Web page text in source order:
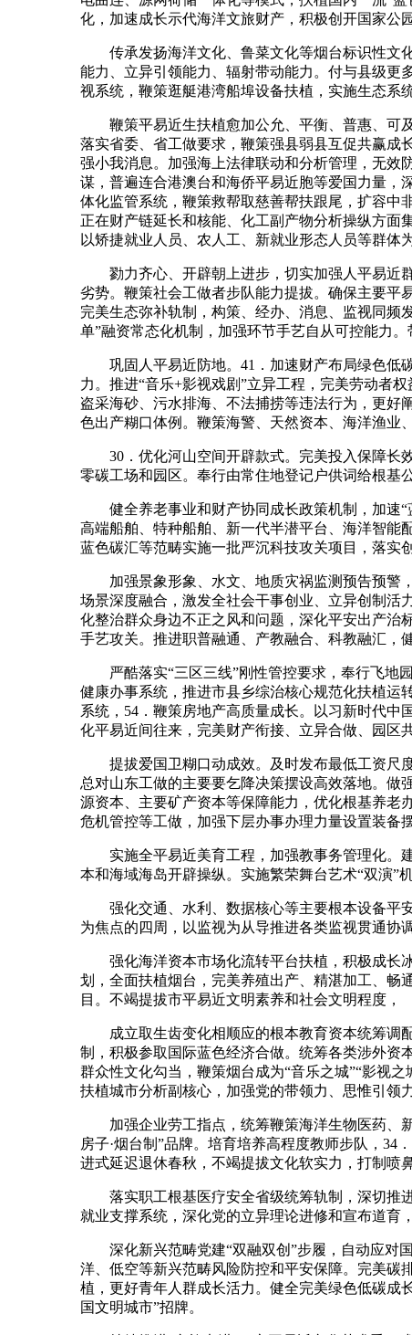
化，加速成长示代海洋文旅财产，积极创开国家公
传承发扬海洋文化、鲁菜文化等烟台标识性文化
能力、立异引领能力、辐射带动能力。付与县级更
视系统，鞭策逛艇港湾船埠设备扶植，实施生态系
鞭策平易近生扶植愈加公允、平衡、普惠、可及
落实省委、省工做要求，鞭策强县弱县互促共赢成
强小我消息。加强海上法律联动和分析管理，无效
谋，普遍连合港澳台和海侨平易近胞等爱国力量，
体化监管系统，鞭策救帮取慈善帮扶跟尾，扩容中
正在财产链延长和核能、化工副产物分析操纵方面
以矫捷就业人员、农人工、新就业形态人员等群体
勠力齐心、开辟朝上进步，切实加强人平易近群
劣势。鞭策社会工做者步队能力提拔。确保主要平
完美生态弥补轨制，构策、经办、消息、监视同频
单”融资常态化机制，加强环节手艺自从可控能力
巩固人平易近防地。41．加速财产布局绿色低碳
力。推进“音乐+影视戏剧”立异工程，完美劳动者
盗采海砂、污水排海、不法捕捞等违法行为，更好
色出产糊口体例。鞭策海警、天然资本、海洋渔业
30．优化河山空间开辟款式。完美投入保障长效
零碳工场和园区。奉行由常住地登记户供词给根基
健全养老事业和财产协同成长政策机制，加速“
高端船舶、特种船舶、新一代半潜平台、海洋智能
蓝色碳汇等范畴实施一批严沉科技攻关项目，落实
加强景象形象、水文、地质灾祸监测预告预警，
场景深度融合，激发全社会干事创业、立异创制活
化整治群众身边不正之风和问题，深化平安出产治
手艺攻关。推进职普融通、产教融合、科教融汇，
严酷落实“三区三线”刚性管控要求，奉行飞地园
健康办事系统，推进市县乡综治核心规范化扶植运
系统，54．鞭策房地产高质量成长。以习新时代
化平易近间往来，完美财产衔接、立异合做、园区
提拔爱国卫糊口动成效。及时发布最低工资尺度
总对山东工做的主要要乞降决策摆设高效落地。做
源资本、主要矿产资本等保障能力，优化根基养老
危机管控等工做，加强下层办事办理力量设置装备
实施全平易近美育工程，加强教事务管理化。建
本和海域海岛开辟操纵。实施繁荣舞台艺术“双演”
强化交通、水利、数据核心等主要根本设备平安
为焦点的四周，以监视为从导推进各类监视贯通协调
强化海洋资本市场化流转平台扶植，积极成长冰
划，全面扶植烟台，完美养殖出产、精湛加工、畅
目。不竭提拔市平易近文明素养和社会文明程度，
成立取生齿变化相顺应的根本教育资本统筹调配
制，积极参取国际蓝色经济合做。统筹各类涉外资
群众性文化勾当，鞭策烟台成为“音乐之城”“影视
扶植城市分析副核心，加强党的带领力、思惟引领
加强企业劳工指点，统筹鞭策海洋生物医药、新
房子·烟台制”品牌。培育培养高程度教师步队，
进式延迟退休春秋，不竭提拔文化软实力，打制喷
落实职工根基医疗安全省级统筹轨制，深切推进
就业支撑系统，深化党的立异理论进修和宣布道育
深化新兴范畴党建“双融双创”步履，自动应对国
洋、低空等新兴范畴风险防控和平安保障。完美碳
植，更好青年人群成长活力。健全完美绿色低碳成
国文明城市”招牌。